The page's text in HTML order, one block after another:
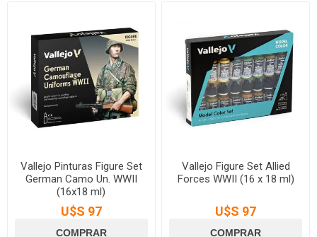
Vallejo Pinturas Figure Set
German Camo Un. WWII
(16x18 ml)
U$S 97
Vallejo Figure Set Allied
Forces WWII (16 x 18 ml)
U$S 97